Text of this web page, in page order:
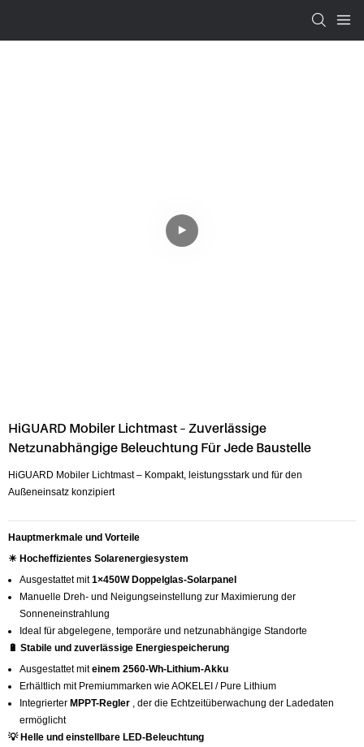
HiGUARD Mobiler Lichtmast – Zuverlässige
Netzunabhängige Beleuchtung Für Jede Baustelle
HiGUARD Mobiler Lichtmast – Kompakt, leistungsstark und für den
Außeneinsatz konzipiert
Hauptmerkmale und Vorteile
☀ Hocheffizientes Solarenergiesystem
Ausgestattet mit1×450W Doppelglas-Solarpanel
Manuelle Dreh- und Neigungseinstellung zur Maximierung der
Sonneneinstrahlung
Ideal für abgelegene, temporäre und netzunabhängige Standorte
🔋 Stabile und zuverlässige Energiespeicherung
Ausgestattet miteinem 2560-Wh-Lithium-Akku
Erhältlich mit Premiummarken wie AOKELEI / Pure Lithium
Integrierter MPPT-Regler , der die Echtzeitüberwachung der Ladedaten
ermöglicht
💡 Helle und einstellbare LED-Beleuchtung